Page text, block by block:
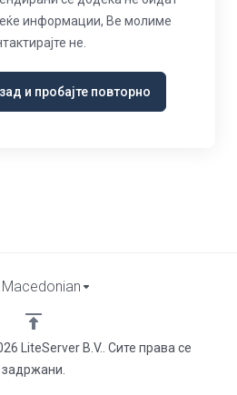
информации, Ве молиме
не.
и пробајте повторно
LiteServer B.V.. Сите права се
задржани.
Macedonian